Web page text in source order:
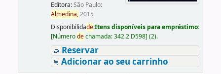
Editora:São Paulo:
Almedina,2015
Disponibilidade:Itens disponíveis para empréstimo:
[Númerodechamada:342.2 D598] (2).
Reservar
Adicionar ao seu carrinho